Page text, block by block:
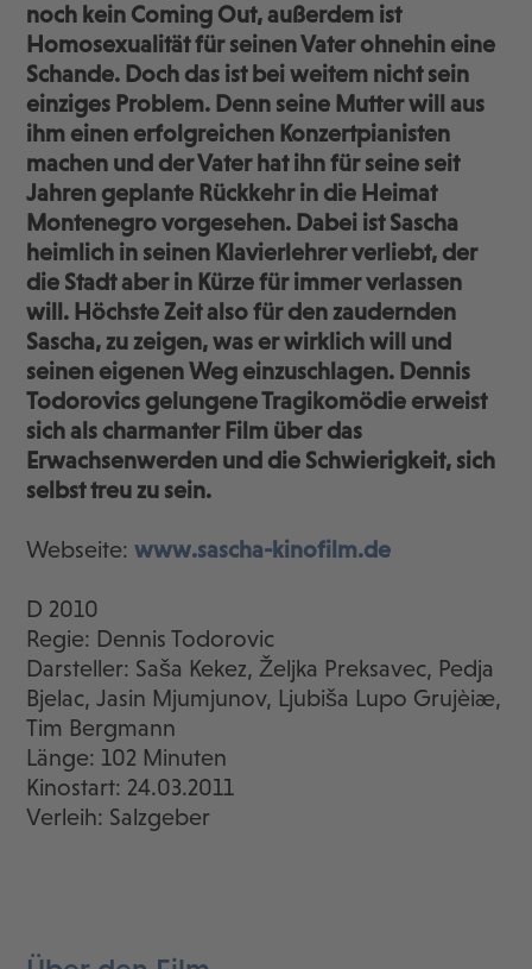
noch kein Coming Out, außerdem ist
Homosexualität für seinen Vater ohnehin eine
Schande. Doch das ist bei weitem nicht sein
einziges Problem. Denn seine Mutter will aus
ihm einen erfolgreichen Konzertpianisten
machen und der Vater hat ihn für seine seit
Jahren geplante Rückkehr in die Heimat
Montenegro vorgesehen. Dabei ist Sascha
heimlich in seinen Klavierlehrer verliebt, der
die Stadt aber in Kürze für immer verlassen
will. Höchste Zeit also für den zaudernden
Sascha, zu zeigen, was er wirklich will und
seinen eigenen Weg einzuschlagen. Dennis
Todorovics gelungene Tragikomödie erweist
sich als charmanter Film über das
Erwachsenwerden und die Schwierigkeit, sich
selbst treu zu sein.
Webseite:www.sascha-kinofilm.de
D 2010
Regie: Dennis Todorovic
Darsteller: Saša Kekez, Željka Preksavec, Pedja
Bjelac, Jasin Mjumjunov, Ljubiša Lupo Grujèiæ,
Tim Bergmann
Länge: 102 Minuten
Kinostart: 24.03.2011
Verleih: Salzgeber